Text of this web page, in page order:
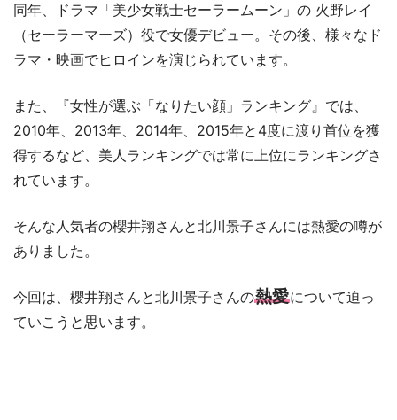
同年、ドラマ「美少女戦士セーラームーン」の 火野レイ
（セーラーマーズ）役で女優デビュー。その後、様々なド
ラマ・映画でヒロインを演じられています。
また、『女性が選ぶ「なりたい顔」ランキング』では、
2010年、2013年、2014年、2015年と4度に渡り首位を獲
得するなど、美人ランキングでは常に上位にランキングさ
れています。
そんな人気者の櫻井翔さんと北川景子さんには熱愛の噂が
ありました。
今回は、櫻井翔さんと北川景子さんの熱愛について迫っ
ていこうと思います。